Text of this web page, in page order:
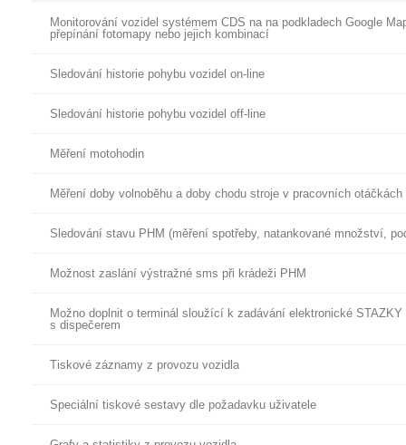
Monitorování vozidel systémem CDS na na podkladech Google
přepínání fotomapy nebo jejich kombinací
Sledování historie pohybu vozidel on-line
Sledování historie pohybu vozidel off-line
Měření motohodin
Měření doby volnoběhu a doby chodu stroje v pracovních otáčkách
Sledování stavu PHM (měření spotřeby, natankované množství,
Možnost zaslání výstražné sms při krádeži PHM
Možno doplnit o terminál sloužící k zadávání elektronické
s dispečerem
Tiskové záznamy z provozu vozidla
Speciální tiskové sestavy dle požadavku uživatele